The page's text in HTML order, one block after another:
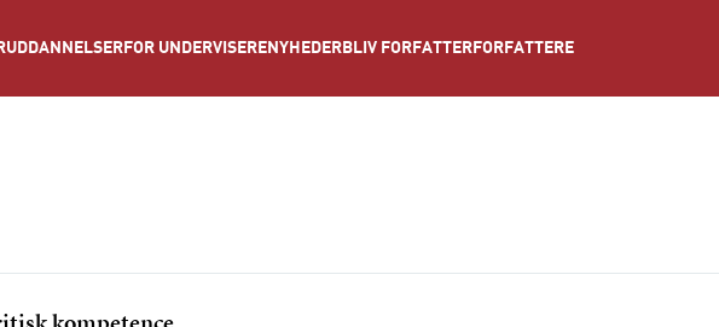
UDDANNELSER FOR UNDERVISERE NYHEDER BLIV FORFATTER FORFATTERE